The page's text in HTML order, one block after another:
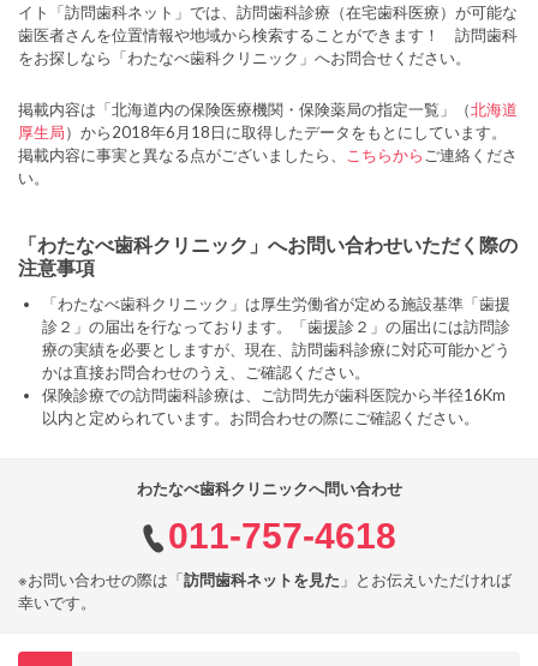
イト「訪問歯科ネット」では、訪問歯科診療（在宅歯科医療）が可能な
歯医者さんを位置情報や地域から検索することができます！ 訪問歯科
をお探しなら「わたなべ歯科クリニック」へお問合せください。
掲載内容は「北海道内の保険医療機関・保険薬局の指定一覧」（北海道
厚生局）から2018年6月18日に取得したデータをもとにしています。
掲載内容に事実と異なる点がございましたら、
こちらから ご連絡くださ
い。
「わたなべ歯科クリニック」へお問い合わせいただく際の
注意事項
「わたなべ歯科クリニック」は厚生労働省が定める施設基準「歯援
診２」の届出を行なっております。「歯援診２」の届出には訪問診
療の実績を必要としますが、現在、訪問歯科診療に対応可能かどう
かは直接お問合わせのうえ、ご確認ください。
保険診療での訪問歯科診療は、ご訪問先が歯科医院から半径16Km
以内と定められています。お問合わせの際にご確認ください。
わたなべ歯科クリニックへ問い合わせ
011-757-4618
※お問い合わせの際は「訪問歯科ネットを見た 」とお伝えいただければ
幸いです。